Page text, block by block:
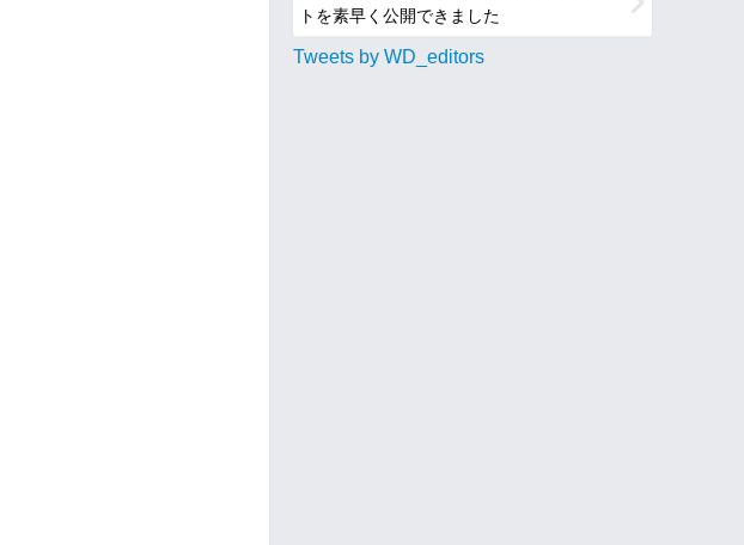
トを素早く公開できました
Tweets by WD_editors